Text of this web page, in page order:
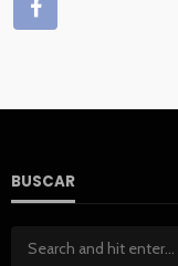
BUSCAR